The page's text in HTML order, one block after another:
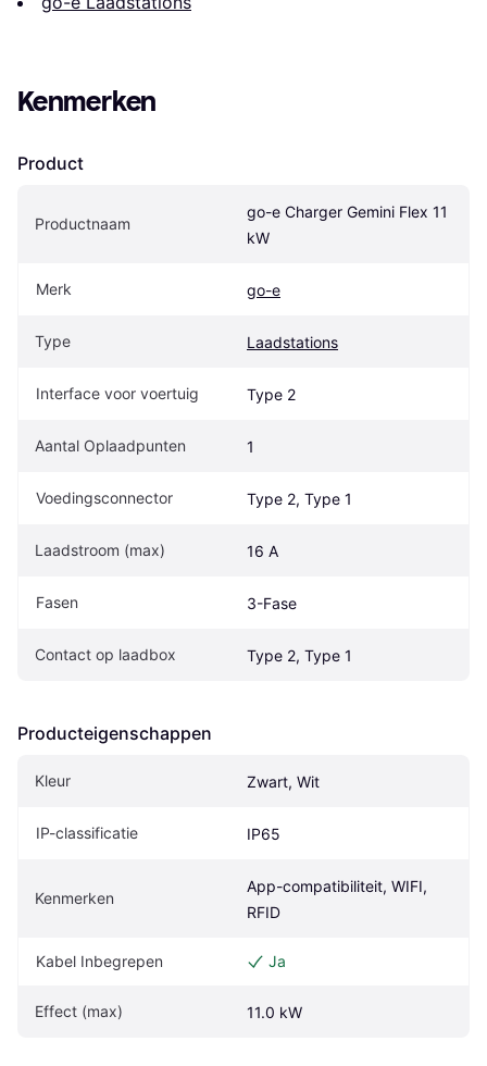
Kenmerken
Product
Productnaam
go-e Charger Gemini Flex 11
kW
Merk go-e
Type Laadstations
Interface voor voertuig Type 2
Aantal Oplaadpunten 1
Voedingsconnector Type 2, Type 1
Laadstroom (max) 16 A
Fasen 3-Fase
Contact op laadbox Type 2, Type 1
Producteigenschappen
Kleur Zwart, Wit
IP-classificatie IP65
Kenmerken
App-compatibiliteit, WIFI,
RFID
Kabel Inbegrepen Ja
Effect (max) 11.0 kW